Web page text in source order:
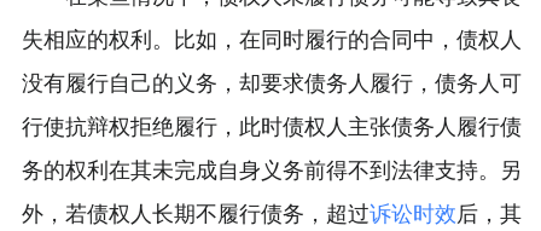
失相应的权利。比如，在同时履行的合同中，债权人
没有履行自己的义务，却要求债务人履行，债务人可
行使抗辩权拒绝履行，此时债权人主张债务人履行债
务的权利在其未完成自身义务前得不到法律支持。另
外，若债权人长期不履行债务，超过诉讼时效后，其